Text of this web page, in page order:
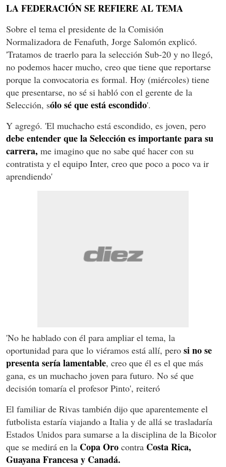
LA FEDERACIÓN SE REFIERE AL TEMA
Sobre el tema el presidente de la Comisión
Normalizadora de Fenafuth, Jorge Salomón explicó.
'Tratamos de traerlo para la selección Sub-20 y no llegó,
no podemos hacer mucho, creo que tiene que reportarse
porque la convocatoria es formal. Hoy (miércoles) tiene
que presentarse, no sé si habló con el gerente de la
Selección, sólo sé que está escondido'.
Y agregó. 'El muchacho está escondido, es joven, pero
debe entender que la Selección es importante para su
carrera, me imagino que no sabe qué hacer con su
contratista y el equipo Inter, creo que poco a poco va ir
aprendiendo'
'No he hablado con él para ampliar el tema, la
oportunidad para que lo viéramos está allí, pero si no se
presenta sería lamentable, creo que él es el que más
gana, es un muchacho joven para futuro. No sé que
decisión tomaría el profesor Pinto', reiteró
El familiar de Rivas también dijo que aparentemente el
futbolista estaría viajando a Italia y de allá se trasladaría
Estados Unidos para sumarse a la disciplina de la Bicolor
que se medirá en la Copa Oro contra Costa Rica,
Guayana Francesa y Canadá.